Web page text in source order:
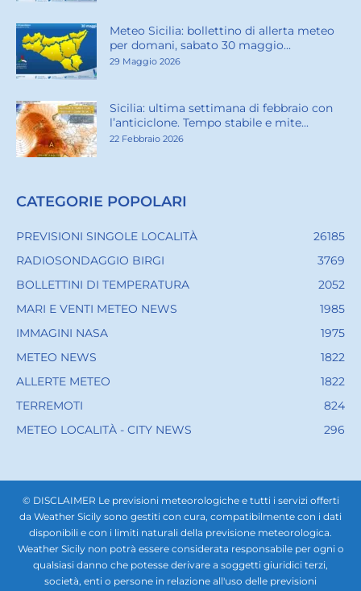
Meteo Sicilia: bollettino di allerta meteo
per domani, sabato 30 maggio...
29 Maggio 2026
Sicilia: ultima settimana di febbraio con
l’anticiclone. Tempo stabile e mite...
22 Febbraio 2026
CATEGORIE POPOLARI
PREVISIONI SINGOLE LOCALITÀ
26185
RADIOSONDAGGIO BIRGI
3769
BOLLETTINI DI TEMPERATURA
2052
MARI E VENTI METEO NEWS
1985
IMMAGINI NASA
1975
METEO NEWS
1822
ALLERTE METEO
1822
TERREMOTI
824
METEO LOCALITÀ - CITY NEWS
296
© DISCLAIMER Le previsioni meteorologiche e tutti i servizi offerti
da Weather Sicily sono gestiti con cura, compatibilmente con i dati
disponibili e con i limiti naturali della previsione meteorologica.
Weather Sicily non potrà essere considerata responsabile per ogni o
qualsiasi danno che potesse derivare a soggetti giuridici terzi,
società, enti o persone in relazione all'uso delle previsioni